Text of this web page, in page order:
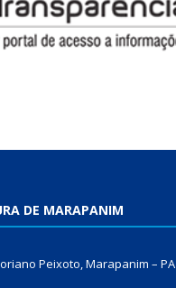
DE MARAPANIM
Peixoto, Marapanim – PA